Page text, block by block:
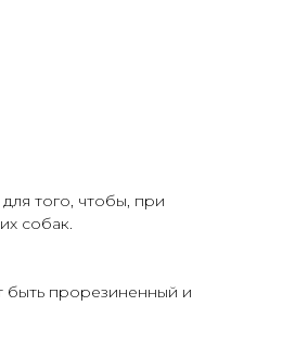
того, чтобы, при
собак.
быть прорезиненный и